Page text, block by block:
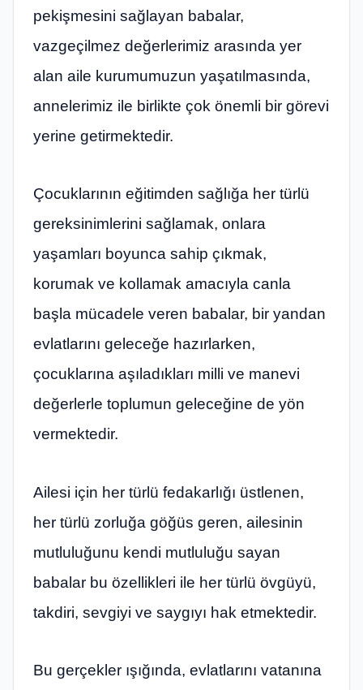
pekişmesini sağlayan babalar,
vazgeçilmez değerlerimiz arasında yer
alan aile kurumumuzun yaşatılmasında,
annelerimiz ile birlikte çok önemli bir görevi
yerine getirmektedir.
Çocuklarının eğitimden sağlığa her türlü
gereksinimlerini sağlamak, onlara
yaşamları boyunca sahip çıkmak,
korumak ve kollamak amacıyla canla
başla mücadele veren babalar, bir yandan
evlatlarını geleceğe hazırlarken,
çocuklarına aşıladıkları milli ve manevi
değerlerle toplumun geleceğine de yön
vermektedir.
Ailesi için her türlü fedakarlığı üstlenen,
her türlü zorluğa göğüs geren, ailesinin
mutluluğunu kendi mutluluğu sayan
babalar bu özellikleri ile her türlü övgüyü,
takdiri, sevgiyi ve saygıyı hak etmektedir.
Bu gerçekler ışığında, evlatlarını vatanına